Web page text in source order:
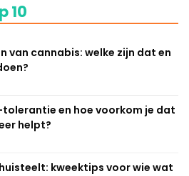
10
van cannabis: welke zijn dat en
tolerantie en hoe voorkom je dat
helpt?
kweektips voor wie wat